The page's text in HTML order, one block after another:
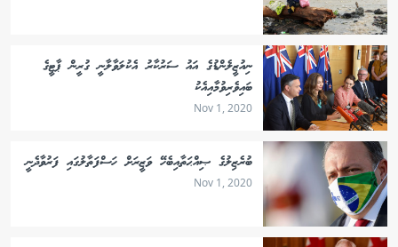
ނިއުޒީލެންޑުގެ އައު ސަރުކާރު އެކުލަވާލާނީ ގުރީން ޕާޓީގެ
ބައިވެރިވުމާއިއެކު
Nov 1, 2020
ބުރެޒިލުގެ ޞިއްޙަތާއިބެހޭ ވަޒީރަށް ހަސްފަތާލުގައި ފަރުވާދެނީ
Nov 1, 2020